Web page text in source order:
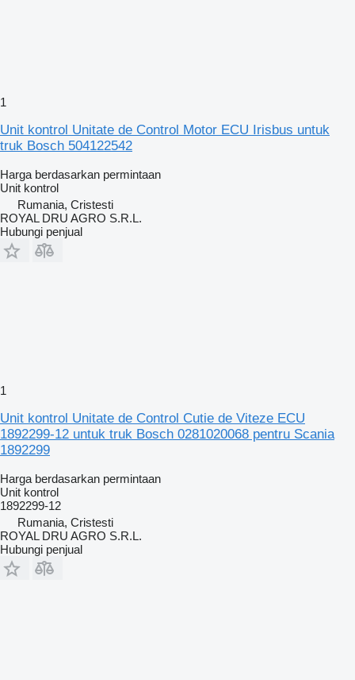
1
Unit kontrol Unitate de Control Motor ECU Irisbus untuk
truk Bosch 504122542
Harga berdasarkan permintaan
Unit kontrol
Rumania, Cristesti
ROYAL DRU AGRO S.R.L.
Hubungi penjual
1
Unit kontrol Unitate de Control Cutie de Viteze ECU
1892299-12 untuk truk Bosch 0281020068 pentru Scania
1892299
Harga berdasarkan permintaan
Unit kontrol
1892299-12
Rumania, Cristesti
ROYAL DRU AGRO S.R.L.
Hubungi penjual